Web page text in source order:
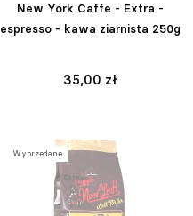
New York Caffe - Extra -
espresso - kawa ziarnista 250g
35,00 zł
Wyprzedane